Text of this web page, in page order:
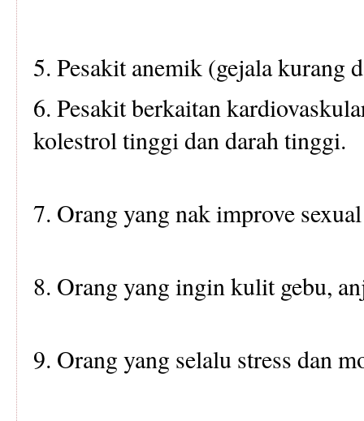
5. Pesakit anemik (gejala kurang
6. Pesakit berkaitan
kolestrol tinggi dan darah tinggi.
7. Orang yang nak improve
8. Orang yang ingin kulit gebu,
9. Orang yang selalu stress dan